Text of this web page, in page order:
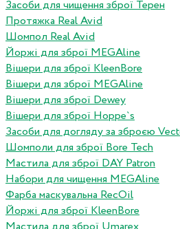
Засоби для чищення зброї Терен
Протяжка Real Avid
Шомпол Real Avid
Йоржі для зброї MEGAline
Вішери для зброї KleenBore
Вішери для зброї MEGAline
Вішери для зброї Dewey
Вішери для зброї Hoppe`s
Засоби для догляду за зброєю
Шомполи для зброї Bore Tech
Мастила для зброї DAY Patron
Набори для чищення MEGAline
Фарба маскувальна RecOil
Йоржі для зброї KleenBore